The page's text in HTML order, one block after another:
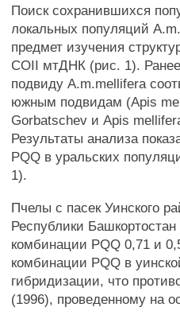
Поиск сохранившихся
локальных популяций
предмет изучения
COII мтДНК (рис. 1).
подвиду A.m.mellifera
южным подвидам (Apis
Gorbatschev и Apis
Результаты анализа
PQQ в уральских
1).
Пчелы с пасек Уинского
Республики
комбинации PQQ 0,71 и
комбинации PQQ в
гибридизации, что
(1996), проведенному на